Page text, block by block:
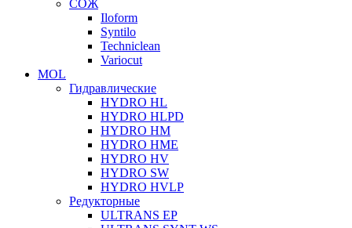
СОЖ
Iloform
Syntilo
Techniclean
Variocut
MOL
Гидравлические
HYDRO HL
HYDRO HLPD
HYDRO HM
HYDRO HME
HYDRO HV
HYDRO SW
HYDRO HVLP
Редукторные
ULTRANS EP